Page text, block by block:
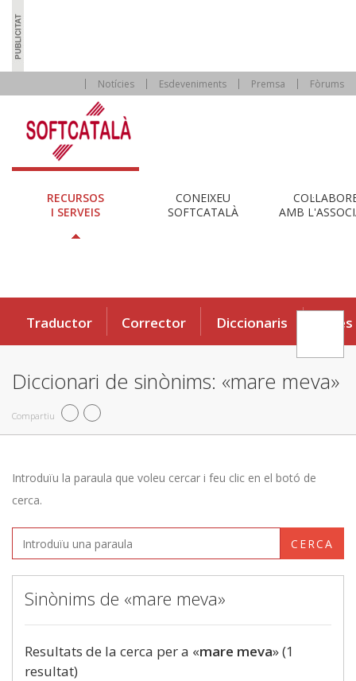
Notícies Esdeveniments Premsa Fòrums
RECURSOS
I SERVEIS
CONEIXEU
SOFTCATALÀ
AMB
Traductor Corrector Diccionaris Eines
Diccionari de sinònims: «mare meva»
Compartiu
Introduïu la paraula que voleu cercar i feu clic en el botó de
cerca.
CERCA
Sinònims de «mare meva»
Resultats de la cerca per a «mare meva» (1
resultat)